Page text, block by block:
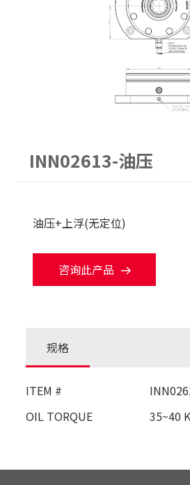
60-150公斤
INN02613-油压
油压+上浮(无定位)
咨询此产品
规格
ITEM #
OIL TORQUE
35~40